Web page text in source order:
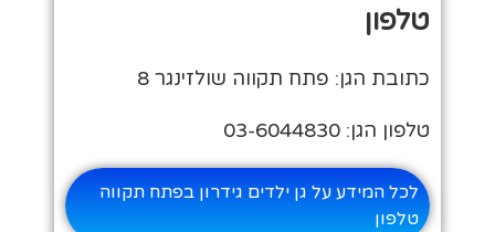
טלפון
כתובת הגן: פתח תקווה שולזינגר 8
טלפון הגן: 03-6044830
לכל המידע על גן ילדים גידרון בפתח תקווה
טלפון